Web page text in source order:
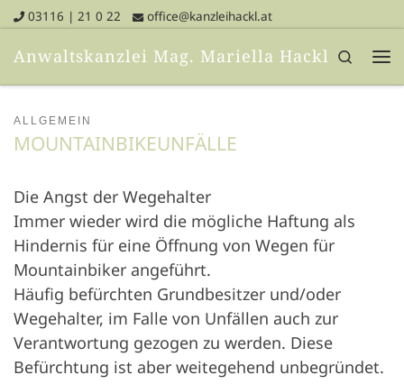
Skip to content
03116 | 21 0 22 office@kanzleihackl.at
Anwaltskanzlei Mag. Mariella Hackl
Search
ALLGEMEIN
MOUNTAIN­BIKE­UNFÄLLE
Die Angst der Wegehalter
Immer wieder wird die mögliche Haftung als
Hindernis für eine Öffnung von Wegen für
Mountainbiker angeführt.
Häufig befürchten Grundbesitzer und/oder
Wegehalter, im Falle von Unfällen auch zur
Verantwortung gezogen zu werden. Diese
Befürchtung ist aber weitegehend unbegründet.